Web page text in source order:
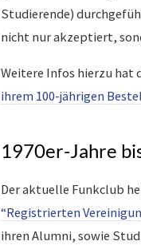
Studierende)
nicht nur akzeptiert,
Weitere Infos hierzu hat
ihrem 100-jährigen
1970er-Jahre
Der aktuelle Funkclub
“Registrierten
ihren Alumni, sowie